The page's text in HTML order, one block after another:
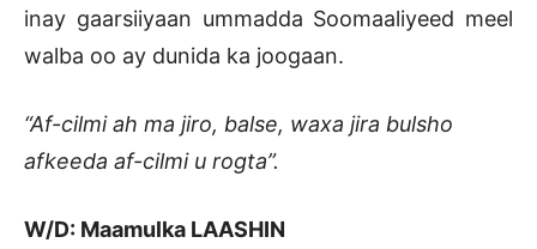
inay gaarsiiyaan ummadda Soomaaliyeed meel
walba oo ay dunida ka joogaan.
“Af-cilmi ah ma jiro, balse, waxa jira bulsho
afkeeda af-cilmi u rogta”.
W/D: Maamulka LAASHIN